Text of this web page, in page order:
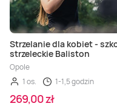
Strzelanie dla kobiet -
strzeleckie Baliston
Opole
1 os.
1-1,5 godzin
269,00 zł